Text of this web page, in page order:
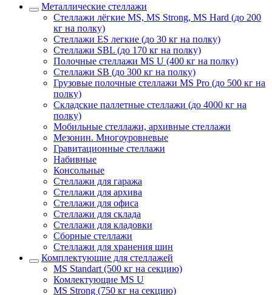
Металлические стеллажи
Стеллажи лёгкие MS, MS Strong, MS Hard (до 200
кг на полку)
Стеллажи ES легкие (до 30 кг на полку)
Стеллажи SBL (до 170 кг на полку)
Полочные стеллажи MS U (400 кг на полку)
Стеллажи SB (до 300 кг на полку)
Грузовые полочные стеллажи MS Pro (до 500 кг на
полку)
Складские паллетные стеллажи (до 4000 кг на
полку)
Мобильные стеллажи, архивные стеллажи
Мезонин. Многоуровневые
Гравитационные стеллажи
Набивные
Консольные
Стеллажи для гаража
Стеллажи для архива
Стеллажи для офиса
Стеллажи для склада
Стеллажи для кладовки
Сборные стеллажи
Стеллажи для хранения шин
Комплектующие для стеллажей
MS Standart (500 кг на секцию)
Комлектующие MS U
MS Strong (750 кг на секцию)